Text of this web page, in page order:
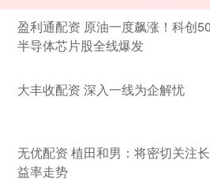
盈利通配资 原油一度飙涨！科创
半导体芯片股全线爆发
大丰收配资 深入一线为企解忧
无优配资 植田和男：将密切关注
益率走势